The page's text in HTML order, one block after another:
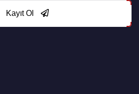
Kayıt Ol